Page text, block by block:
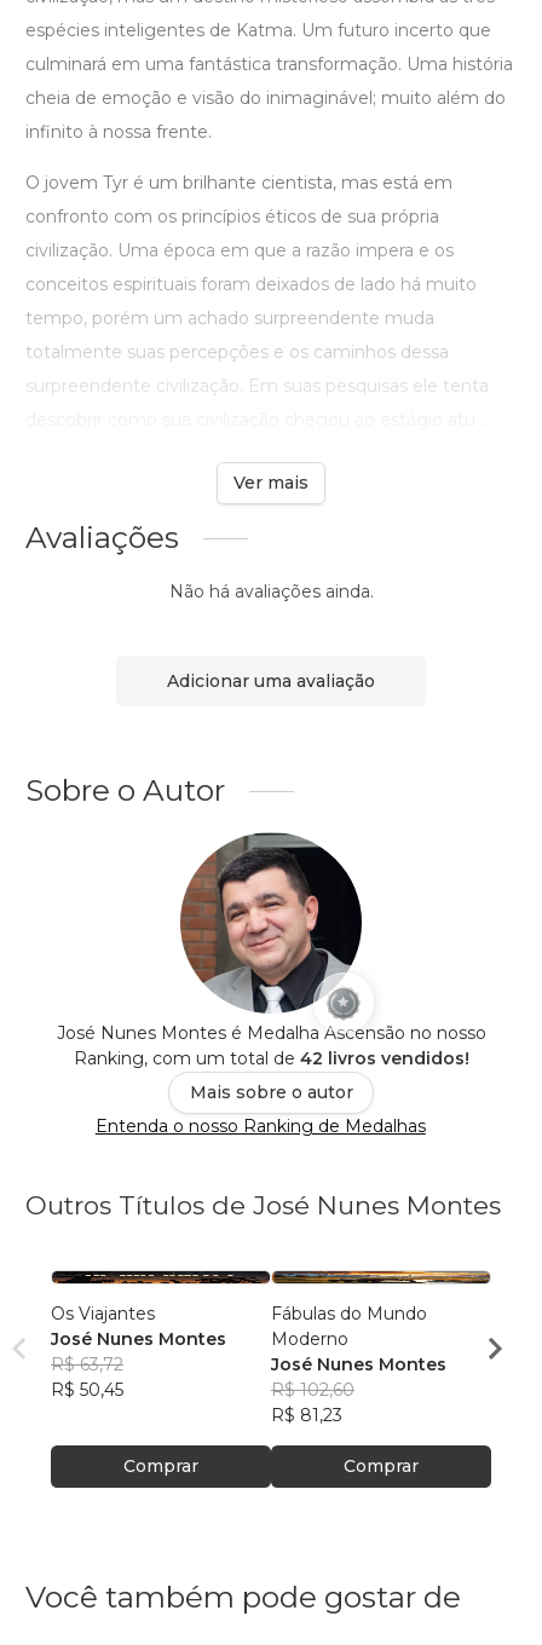
espécies inteligentes de Katma. Um futuro incerto que
culminará em uma fantástica transformação. Uma história
cheia de emoção e visão do inimaginável; muito além do
infinito à nossa frente.
O jovem Tyr é um brilhante cientista, mas está em
confronto com os princípios éticos de sua própria
civilização. Uma época em que a razão impera e os
conceitos espirituais foram deixados de lado há muito
tempo, porém um achado surpreendente muda
totalmente suas percepções e os caminhos dessa
surpreendente civilização. Em suas pesquisas ele tenta
Ver mais
Avaliações
Não há avaliações ainda.
Adicionar uma avaliação
Sobre o Autor
José Nunes Montes é Medalha Ascensão no nosso
Ranking, com um total de 42 livros vendidos!
Mais sobre o autor
Entenda o nosso Ranking de Medalhas
Outros Títulos de José Nunes Montes
Os Viajantes
José Nunes Montes
R$ 63,72
R$ 50,45
Comprar
Fábulas do Mundo
Moderno
José Nunes Montes
R$ 102,60
R$ 81,23
Comprar
José
R$
Você também pode gostar de